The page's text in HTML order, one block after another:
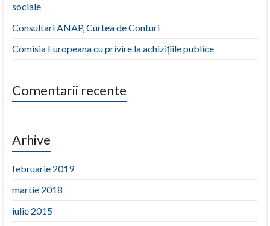
sociale
Consultari ANAP, Curtea de Conturi
Comisia Europeana cu privire la achizițiile publice
Comentarii recente
Arhive
februarie 2019
martie 2018
iulie 2015